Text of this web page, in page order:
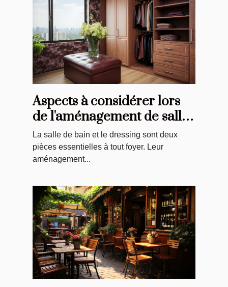
Aspects à considérer lors
de l'aménagement de salles
de bain et de dressings
La salle de bain et le dressing sont deux
pièces essentielles à tout foyer. Leur
aménagement...